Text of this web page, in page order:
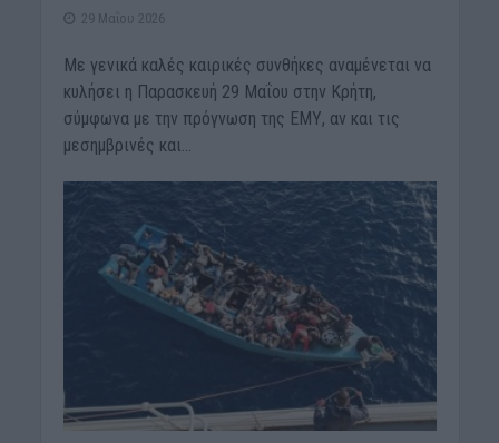
29 Μαΐου 2026
Με γενικά καλές καιρικές συνθήκες αναμένεται να
κυλήσει η Παρασκευή 29 Μαΐου στην Kρήτη,
σύμφωνα με την πρόγνωση της ΕΜΥ, αν και τις
μεσημβρινές και...